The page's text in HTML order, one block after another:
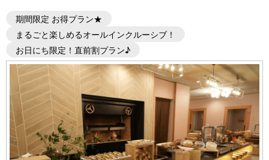
期間限定 お得プラン★
まるごと楽しめるオールインクルーシブ！
お日にち限定！直前割プラン♪